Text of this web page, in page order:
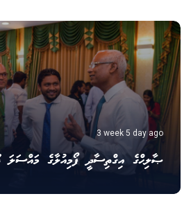
3 week 5 day ago
ޞާލިޙްގެ އިގްތިސާދީ ފޯމިއުލާގެ މައްސަލަ